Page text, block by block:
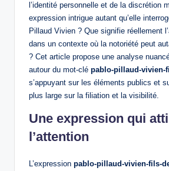
l’identité personnelle et de la discrétion
expression intrigue autant qu’elle
Pillaud Vivien ? Que signifie réellement
dans un contexte où la notoriété peut
? Cet article propose une analyse
autour du mot-clé pablo-pillaud-vivien-
s’appuyant sur les éléments publics et
plus large sur la filiation et la visibilité.
Une expression qui
l’attention
L’expression pablo-pillaud-vivien-fils-